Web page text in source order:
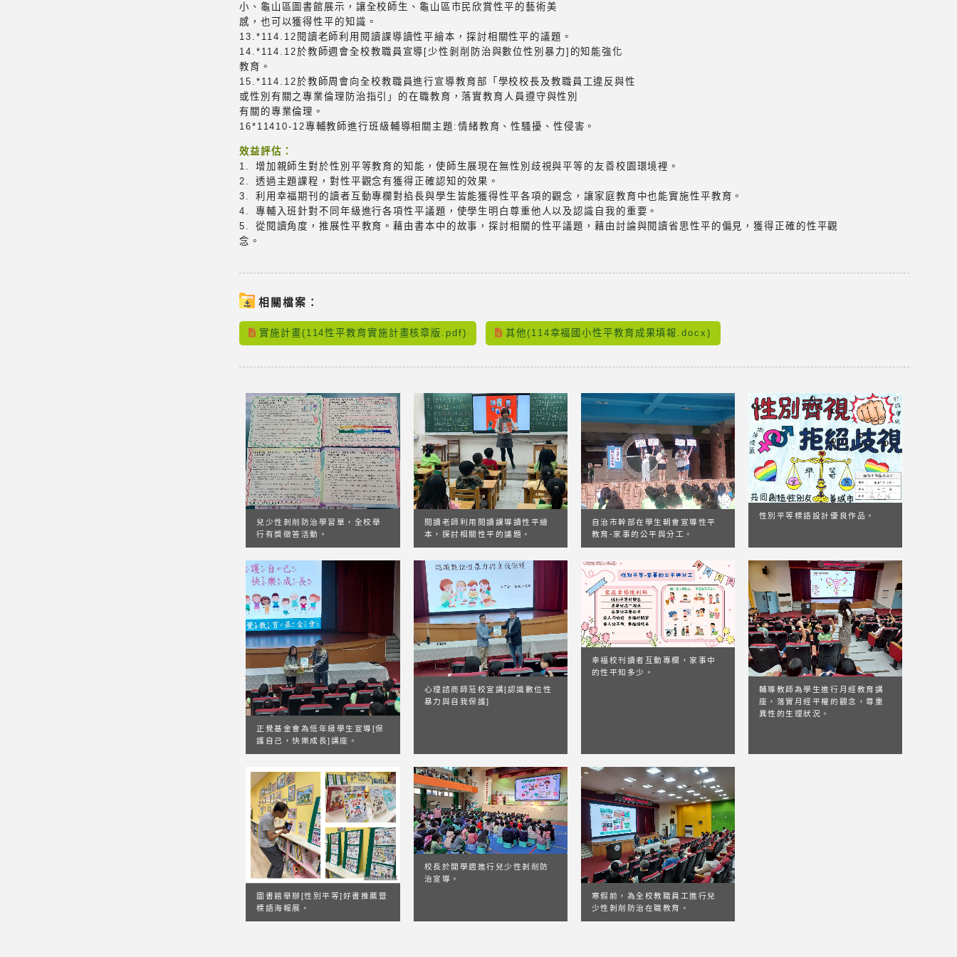
小、龜山區圖書館展示，讓全校師生、龜山區市民欣賞性平的藝術美
感，也可以獲得性平的知識。
13.*114.12閱讀老師利用閱讀課導讀性平繪本，探討相關性平的議題。
14.*114.12於教師週會全校教職員宣導[少性剝削防治與數位性別暴力]的知能強化
教育。
15.*114.12於教師周會向全校教職員進行宣導教育部「學校校長及教職員工違反與性
或性別有關之專業倫理防治指引」的在職教育，落實教育人員遵守與性別
有關的專業倫理。
16*11410-12專輔教師進行班級輔導相關主題:情緒教育、性騷擾、性侵害。
效益評估：
1. 增加親師生對於性別平等教育的知能，使師生展現在無性別歧視與平等的友善校園環境裡。
2. 透過主題課程，對性平觀念有獲得正確認知的效果。
3. 利用幸福期刊的讀者互動專欄對掐長與學生皆能獲得性平各項的觀念，讓家庭教育中也能實施性平教育。
4. 專輔入班針對不同年級進行各項性平議題，使學生明白尊重他人以及認識自我的重要。
5. 從閱讀角度，推展性平教育。藉由書本中的故事，探討相關的性平議題，藉由討論與閱讀省思性平的偏見，獲得正確的性平觀
念。
相關檔案：
實施計畫(114性平教育實施計畫核章版.pdf) 其他(114幸福國小性平教育成果填報.docx)
兒少性剝削防治學習單，全校舉
行有獎徵答活動。
閱讀老師利用閱讀課導讀性平繪
本，探討相關性平的議題。
自治市幹部在學生朝會宣導性平
教育-家事的公平與分工。
性別平等標語設計優良作品。
正覺基金會為低年級學生宣導[保
護自己，快樂成長]講座。
心理諮商師蒞校宣講[認識數位性
暴力與自我保護]
幸福校刊讀者互動專欄，家事中
的性平知多少。
輔導教師為學生進行月經教育講
座，落實月經平權的觀念，尊重
異性的生理狀況。
圖書館舉辦[性別平等]好書推薦暨
標語海報展。
校長於開學週進行兒少性剝削防
治宣導。
寒假前，為全校教職員工進行兒
少性剝削防治在職教育。